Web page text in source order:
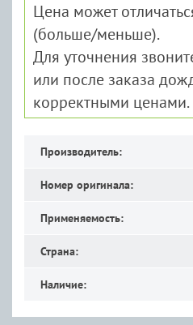
Цена может
(больше/меньше).
Для уточнения
или после заказа
корректными ценами.
Производитель:
Номер оригинала:
Применяемость:
Страна:
Наличие: